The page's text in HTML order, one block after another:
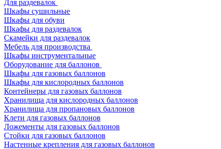
Для раздевалок
Шкафы сушильные
Шкафы для обуви
Шкафы для раздевалок
Скамейки для раздевалок
Мебель для производства
Шкафы инструментальные
Оборудование для баллонов
Шкафы для газовых баллонов
Шкафы для кислородных баллонов
Контейнеры для газовых баллонов
Хранилища для кислородных баллонов
Хранилища для пропановых баллонов
Клети для газовых баллонов
Ложементы для газовых баллонов
Стойки для газовых баллонов
Настенные крепления для газовых баллонов